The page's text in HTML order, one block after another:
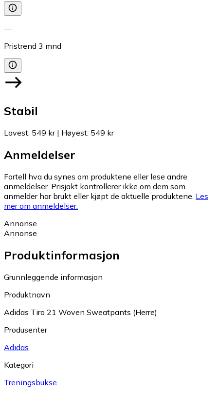
—
Pristrend 3 mnd
Stabil
Lavest: 549 kr| Høyest: 549 kr
Anmeldelser
Fortell hva du synes om produktene eller lese andre
anmeldelser. Prisjakt kontrollerer ikke om dem som
anmelder har brukt eller kjøpt de aktuelle produktene. Les
mer om anmeldelser.
Annonse
Annonse
Produktinformasjon
Grunnleggende informasjon
Produktnavn
Adidas Tiro 21 Woven Sweatpants (Herre)
Produsenter
Adidas
Kategori
Treningsbukse